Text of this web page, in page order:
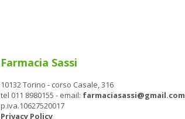
Farmacia Sassi
10132 Torino - corso Casale, 316
tel 011 8980155 - email: farmaciasassi@gmail.com
p.iva.10627520017
Privacy Policy